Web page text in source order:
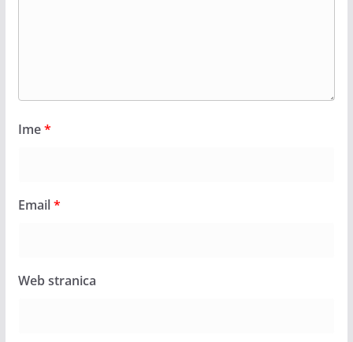
Ime*
Email*
Web stranica